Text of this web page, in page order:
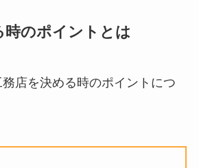
時のポイントとは
店を決める時のポイントにつ